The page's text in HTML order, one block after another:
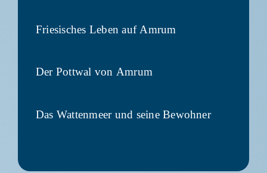
Frie­si­sches Leben auf Amrum
Der Pott­wal von Amrum
Das Wat­ten­meer und sei­ne Bewohner